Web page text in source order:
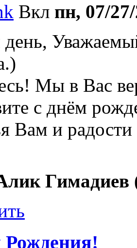
Вкл пн, 07/
Мы в Вас
с днём
Вам и
Гимадиев